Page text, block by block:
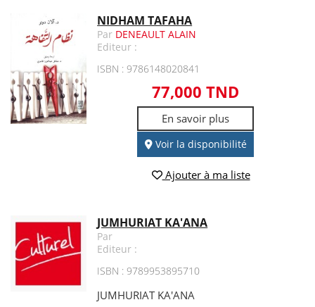
NIDHAM TAFAHA
Par DENEAULT ALAIN
Editeur :
ISBN : 9786148020841
77,000 TND
En savoir plus
Voir la disponibilité
Ajouter à ma liste
JUMHURIAT KA'ANA
Par
Editeur :
ISBN : 9789953895710
JUMHURIAT KA'ANA